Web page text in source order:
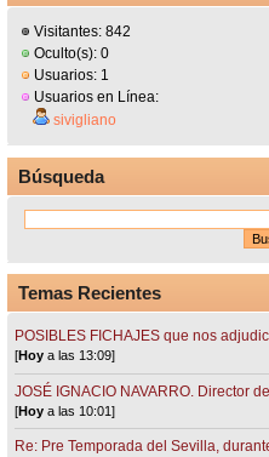
Visitantes: 842
Oculto(s): 0
Usuarios: 1
Usuarios en Línea:
sivigliano
Búsqueda
Temas Recientes
POSIBLES FICHAJES que nos
[Hoy a las 13:09]
JOSÉ IGNACIO NAVARRO. Director
[Hoy a las 10:01]
Re: Pre Temporada del Sevilla,